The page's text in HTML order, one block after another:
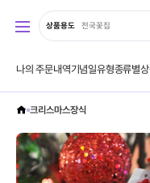
상품용도 전국꽃집
나의 주문내역기념일유형종류별
크리스마스장식